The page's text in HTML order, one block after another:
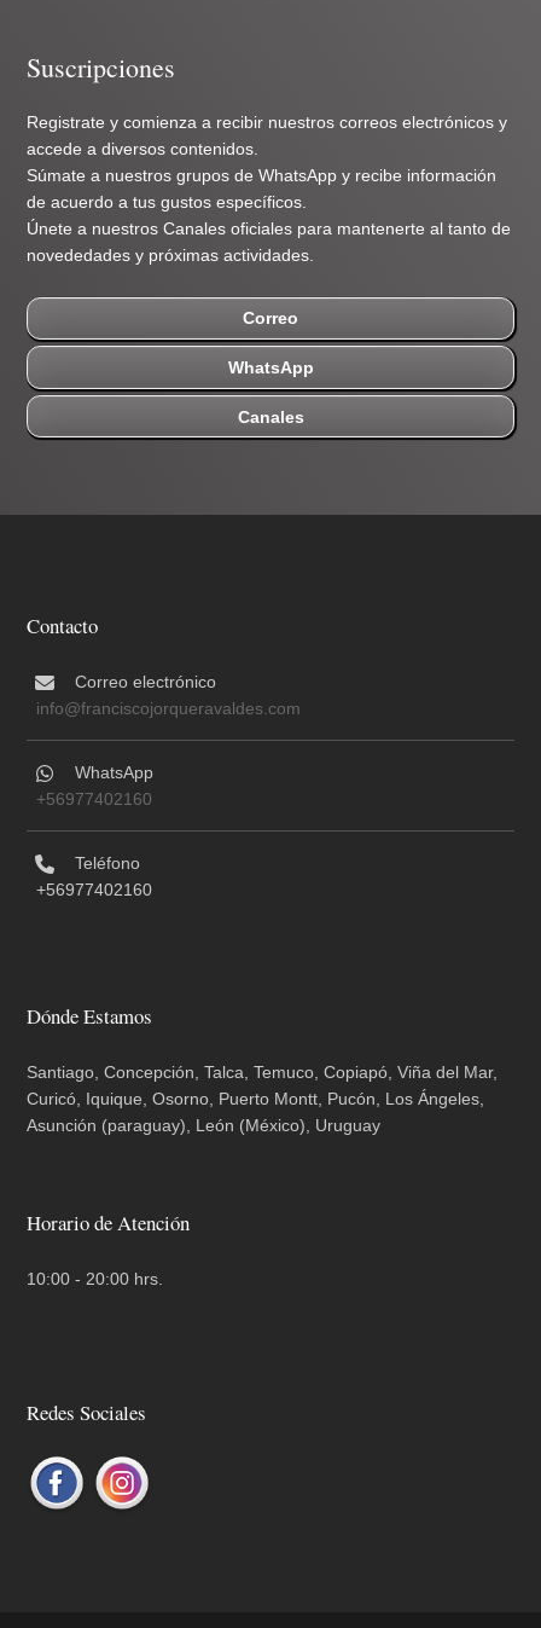
Suscripciones
Registrate y comienza a recibir nuestros correos electrónicos y
accede a diversos contenidos.
Súmate a nuestros grupos de WhatsApp y recibe información
de acuerdo a tus gustos específicos.
Únete a nuestros Canales oficiales para mantenerte al tanto de
novededades y próximas actividades.
Correo
WhatsApp
Canales
Contacto
Correo electrónico
info@franciscojorqueravaldes.com
WhatsApp
+56977402160
Teléfono
+56977402160
Dónde Estamos
Santiago, Concepción, Talca, Temuco, Copiapó, Viña del Mar,
Curicó, Iquique, Osorno, Puerto Montt, Pucón, Los Ángeles,
Asunción (paraguay), León (México), Uruguay
Horario de Atención
10:00 - 20:00 hrs.
Redes Sociales